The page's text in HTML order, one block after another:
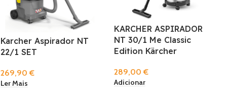
Karcher Aspirador NT
22/1 SET
269,90€
Ler Mais
KARCHER ASPIRADOR
NT 30/1 Me Classic
Edition Kärcher
289,00€
Adicionar